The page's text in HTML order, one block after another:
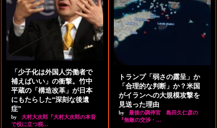
「少子化は外国人労働者で
補えばいい」の衝撃。竹中
平蔵の「構造改革」が日本
にもたらした“深刻な後遺
症”
by
大村大次郎『大村大次郎の本音
で役に立つ税…
トランプ「弱さの露呈」か
「合理的な判断」か？米国
がイランへの大規模攻撃を
見送った理由
by
最後の調停官 島田久仁彦の
『無敵の交渉・…